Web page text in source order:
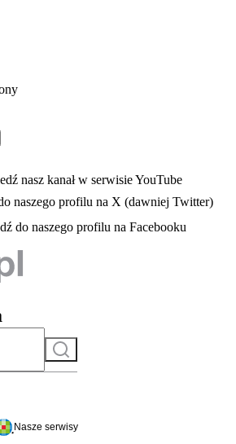
w nowej karcie
się w nowej karcie
nasz kanał w serwisie YouTube
karcie
naszego profilu na X (dawniej Twitter)
otwiera się w nowej karcie
do naszego profilu na Facebooku
Szukaj
do serwisu
Nasze serwisy